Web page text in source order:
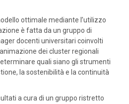
ottimale mediante l’utilizzo
è fatta da un gruppo di
docenti universitari coinvolti
dei cluster regionali
quali siano gli strumenti
la sostenibilità e la continuità
a cura di un gruppo ristretto